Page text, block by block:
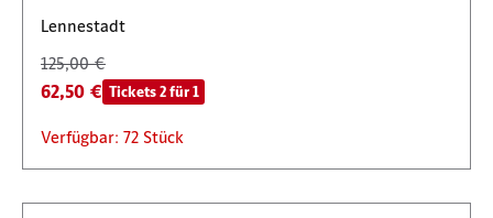
Lennestadt
125,00 €
62,50 € Tickets 2 für 1
Verfügbar: 72 Stück